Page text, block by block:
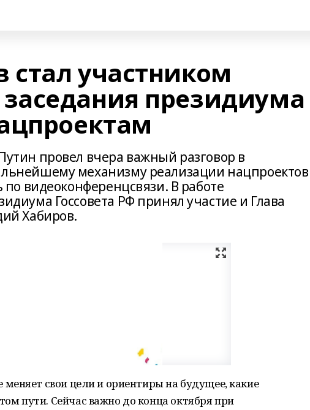
стал участником
президиума
провел вчера важный разговор в
механизму реализации нацпроектов
видеоконференцсвязи. В работе
Госсовета РФ принял участие и Глава
Хабиров.
меняет свои цели и ориентиры на будущее, какие
пути. Сейчас важно до конца октября при